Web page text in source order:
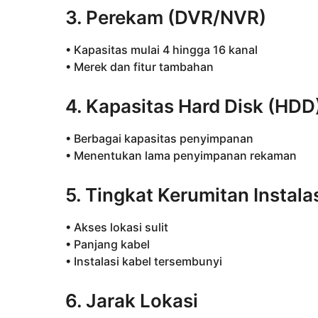
3. Perekam (DVR/NVR)
• Kapasitas mulai 4 hingga 16 kanal
• Merek dan fitur tambahan
4. Kapasitas Hard Disk
• Berbagai kapasitas penyimpanan
• Menentukan lama penyimpanan rekaman
5. Tingkat Kerumitan
• Akses lokasi sulit
• Panjang kabel
• Instalasi kabel tersembunyi
6. Jarak Lokasi